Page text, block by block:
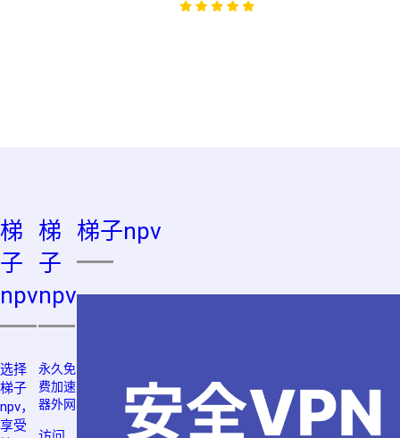
梯
子
npv
选择
梯子
npv，
享受
梯
子
npv
永久免
费加速
器外网
梯子npv